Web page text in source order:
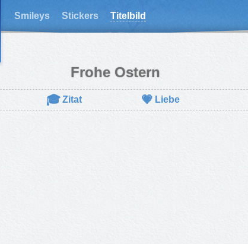
Smileys Stickers Titelbild
Frohe Ostern
🎓Zitat 💗 Liebe